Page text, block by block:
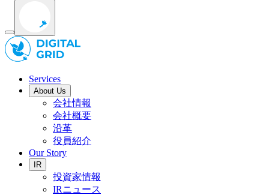
Services
About Us
会社情報
会社概要
沿革
役員紹介
Our Story
IR
投資家情報
IRニュース